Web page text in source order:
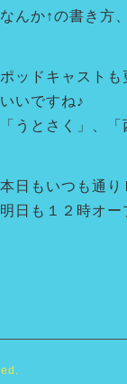
なんか↑の書き方
ポッドキャスト
いいですね♪
「うとさく」、
本日もいつも通り
明日も１２時オー